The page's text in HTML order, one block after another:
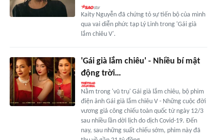
Kaity Nguyễn đã chứng tỏ sự tiến bộ của mình
qua vai diễn phức tạp Lý Linh trong 'Gái già
lắm chiêu V'.
'Gái già lắm chiêu' - Nhiều bí mật
động trời…
Nằm trong 'vũ trụ' Gái già lắm chiêu, bộ phim
điện ảnh Gái già lắm chiêu V - Những cuộc đời
vương giả công chiếu toàn quốc từ ngày 12/3
sau nhiều lần dời lịch do dịch Covid-19. Đến
nay, sau những suất chiếu sớm, phim này đã